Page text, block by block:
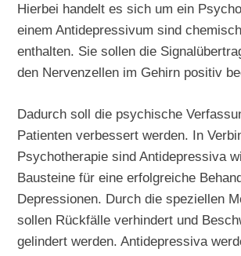
Hierbei handelt es sich um ein
einem Antidepressivum sind
enthalten. Sie sollen die
den Nervenzellen im Gehirn positiv
Dadurch soll die psychische
Patienten verbessert werden. In
Psychotherapie sind Antidepressiva
Bausteine für eine erfolgreiche
Depressionen. Durch die speziellen
sollen Rückfälle verhindert und
gelindert werden. Antidepressiva